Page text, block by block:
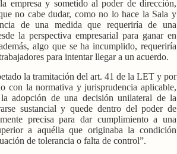
empresa y sometido al poder de dirección,
no cabe dudar, como no lo hace la Sala y
de una medida que requeriría de una
la perspectiva empresarial para ganar en
algo que se ha incumplido, requeriría
para intentar llegar a un acuerdo.
la tramitación del art. 41 de la LET y por
con la normativa y jurisprudencia aplicable,
adopción de una decisión unilateral de la
sustancial y quede dentro del poder de
precisa para dar cumplimiento a una
a aquélla que originaba la condición
de tolerancia o falta de control”.